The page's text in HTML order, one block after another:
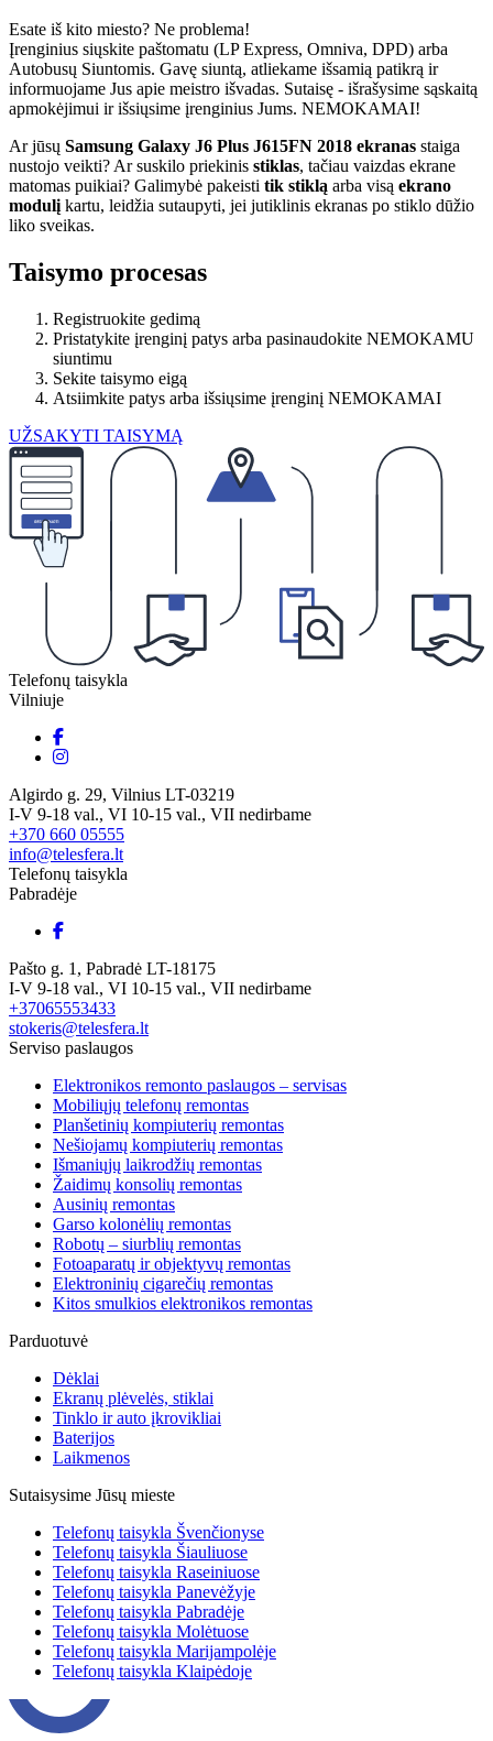
Esate iš kito miesto? Ne problema!
Įrenginius siųskite paštomatu (LP Express, Omniva, DPD) arba
Autobusų Siuntomis. Gavę siuntą, atliekame išsamią patikrą ir
informuojame Jus apie meistro išvadas. Sutaisę - išrašysime sąskaitą
apmokėjimui ir išsiųsime įrenginius Jums. NEMOKAMAI!
Ar jūsų Samsung Galaxy J6 Plus J615FN 2018 ekranas staiga
nustojo veikti? Ar suskilo priekinis stiklas, tačiau vaizdas ekrane
matomas puikiai? Galimybė pakeisti tik stiklą arba visą ekrano
modulį kartu, leidžia sutaupyti, jei jutiklinis ekranas po stiklo dūžio
liko sveikas.
Taisymo procesas
Registruokite gedimą
Pristatykite įrenginį patys arba pasinaudokite NEMOKAMU
siuntimu
Sekite taisymo eigą
Atsiimkite patys arba išsiųsime įrenginį NEMOKAMAI
UŽSAKYTI TAISYMĄ
Telefonų taisykla
Vilniuje
Algirdo g. 29, Vilnius LT-03219
I-V 9-18 val., VI 10-15 val., VII nedirbame
+370 660 05555
info@telesfera.lt
Telefonų taisykla
Pabradėje
Pašto g. 1, Pabradė LT-18175
I-V 9-18 val., VI 10-15 val., VII nedirbame
+37065553433
stokeris@telesfera.lt
Serviso paslaugos
Elektronikos remonto paslaugos – servisas
Mobiliųjų telefonų remontas
Planšetinių kompiuterių remontas
Nešiojamų kompiuterių remontas
Išmaniųjų laikrodžių remontas
Žaidimų konsolių remontas
Ausinių remontas
Garso kolonėlių remontas
Robotų – siurblių remontas
Fotoaparatų ir objektyvų remontas
Elektroninių cigarečių remontas
Kitos smulkios elektronikos remontas
Parduotuvė
Dėklai
Ekranų plėvelės, stiklai
Tinklo ir auto įkrovikliai
Baterijos
Laikmenos
Sutaisysime Jūsų mieste
Telefonų taisykla Švenčionyse
Telefonų taisykla Šiauliuose
Telefonų taisykla Raseiniuose
Telefonų taisykla Panevėžyje
Telefonų taisykla Pabradėje
Telefonų taisykla Molėtuose
Telefonų taisykla Marijampolėje
Telefonų taisykla Klaipėdoje